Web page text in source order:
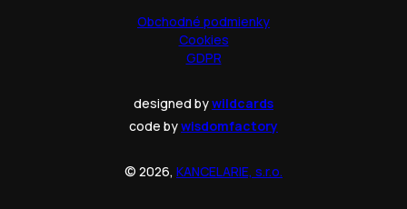
Obchodné podmienky
Cookies
GDPR
designed bywildcards
code bywisdomfactory
© 2026, KANCELARIE, s.r.o.